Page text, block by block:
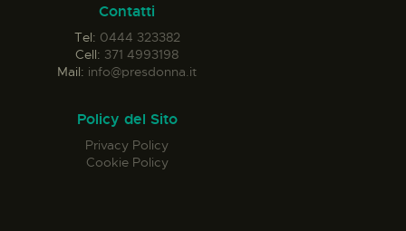
Contatti
Tel: 0444 323382
Cell: 371 4993198
Mail: info@presdonna.it
Policy del Sito
Privacy Policy
Cookie Policy